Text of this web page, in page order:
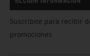
Suscribite para recibir
promociones